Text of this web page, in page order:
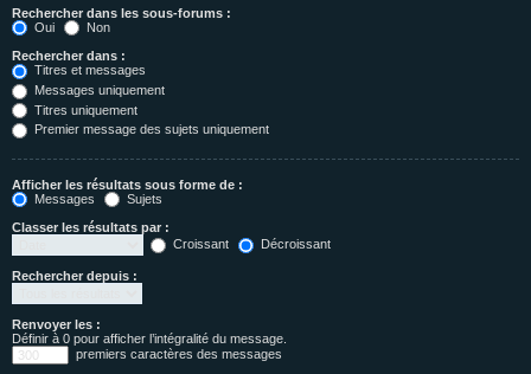
Rechercher dans les sous-forums :
Oui
Non
Rechercher dans :
Titres et messages
Messages uniquement
Titres uniquement
Premier message des sujets uniquement
Afficher les résultats sous forme de :
Messages
Sujets
Classer les résultats par :
Croissant
Décroissant
Rechercher depuis :
Renvoyer les :
Définir à 0 pour afficher l’intégralité du message.
premiers caractères des messages